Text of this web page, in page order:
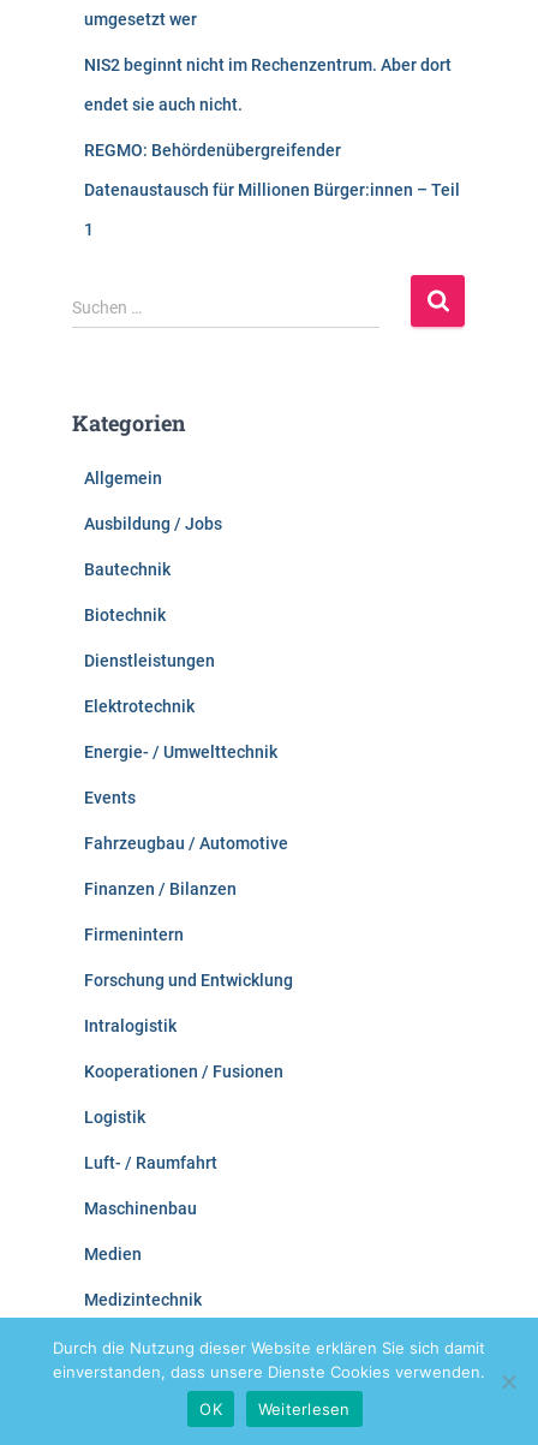
umgesetzt wer
NIS2 beginnt nicht im Rechenzentrum. Aber dort
endet sie auch nicht.
REGMO: Behördenübergreifender
Datenaustausch für Millionen Bürger:innen – Teil
1
S
u
n
Suchen …
Kategorien
Allgemein
Ausbildung / Jobs
Bautechnik
Biotechnik
Dienstleistungen
Elektrotechnik
Energie- / Umwelttechnik
Events
Fahrzeugbau / Automotive
Finanzen / Bilanzen
Firmenintern
Forschung und Entwicklung
Intralogistik
Kooperationen / Fusionen
Logistik
Luft- / Raumfahrt
Maschinenbau
Medien
Medizintechnik
Mikrotechnik
Optische Technologien
Durch die Nutzung dieser Website erklären Sie sich damit
einverstanden, dass unsere Dienste Cookies verwenden.
OK
Weiterlesen